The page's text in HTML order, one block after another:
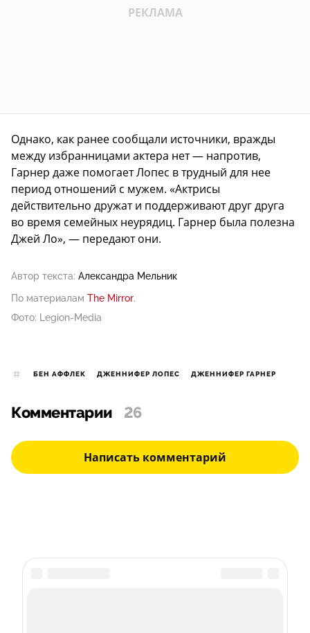
Однако, как ранее сообщали источники, вражды
между избранницами актера нет — напротив,
Гарнер даже помогает Лопес в трудный для нее
период отношений с мужем. «Актрисы
действительно дружат и поддерживают друг друга
во время семейных неурядиц. Гарнер была полезна
Джей Ло», — передают они.
Автор текста: Александра Мельник
По материалам The Mirror.
Фото: Legion-Media
БЕН АФФЛЕК ДЖЕННИФЕР ЛОПЕС ДЖЕННИФЕР ГАРНЕР
Комментарии 26
Написать комментарий